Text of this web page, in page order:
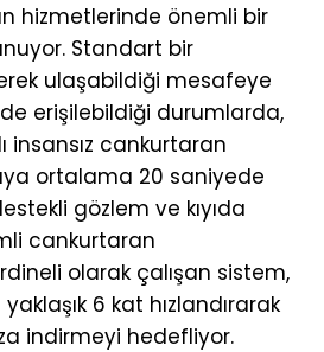
hizmetlerinde önemli bir
Standart bir
ulaşabildiği mesafeye
erişilebildiği durumlarda,
insansız cankurtaran
ortalama 20 saniyede
gözlem ve kıyıda
cankurtaran
olarak çalışan sistem,
6 kat hızlandırarak
indirmeyi hedefliyor.